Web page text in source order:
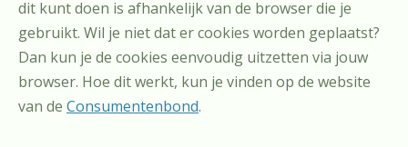
dit kunt doen is afhankelijk van de browser die je
gebruikt. Wil je niet dat er cookies worden geplaatst?
Dan kun je de cookies eenvoudig uitzetten via jouw
browser. Hoe dit werkt, kun je vinden op de website
van de Consumentenbond.